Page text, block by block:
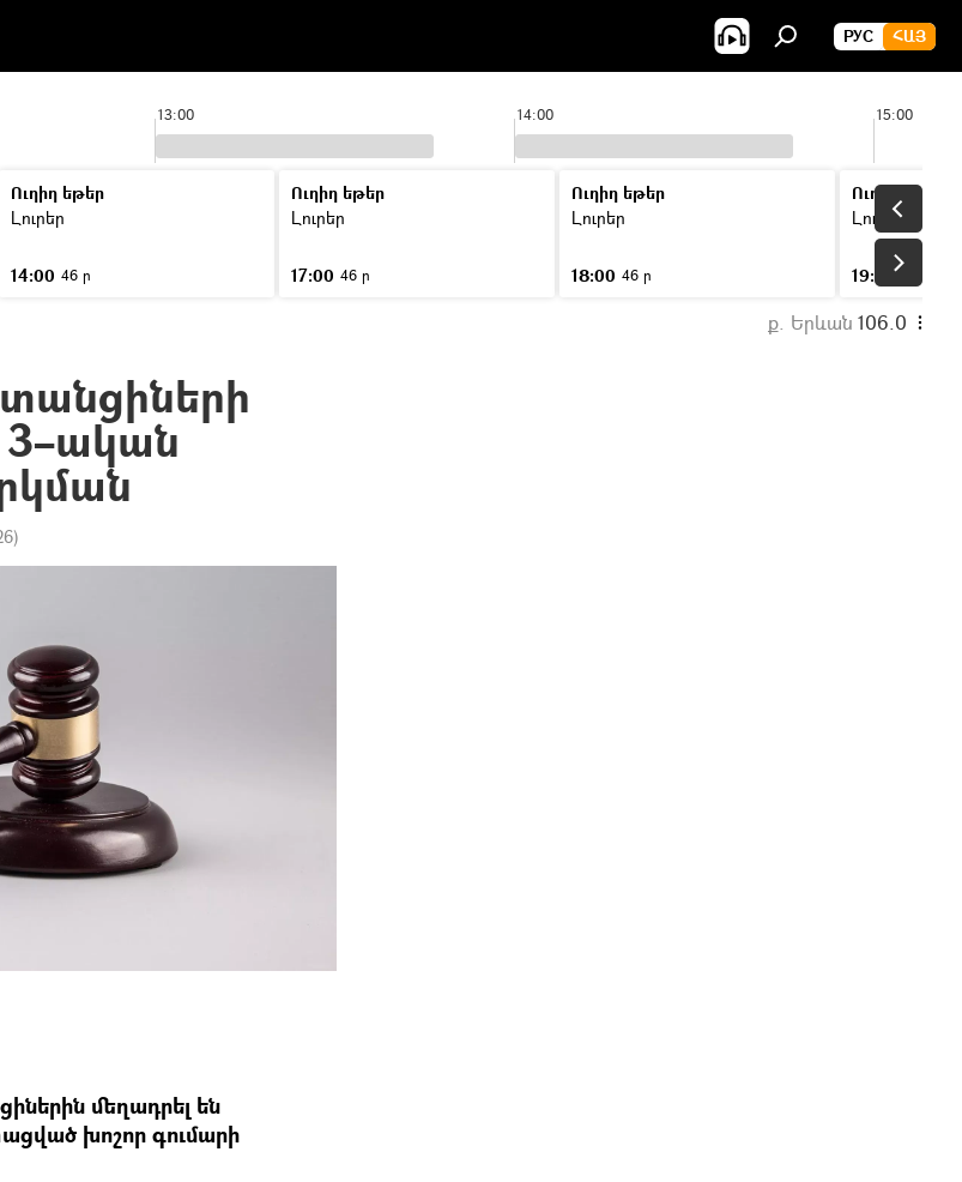
РУС ՀԱՅ
13:00 14:00 15:00
Ուղիղ եթեր
Լուրեր
14:00 46 ր
Ուղիղ եթեր
Լուրեր
17:00 46 ր
Ուղիղ եթեր
Լուրեր
18:00 46 ր
Ուղիղ եթեր
Լուրեր
19:00
ք. Երևան 106.0
)
մեղադրել են
խոշոր գումարի